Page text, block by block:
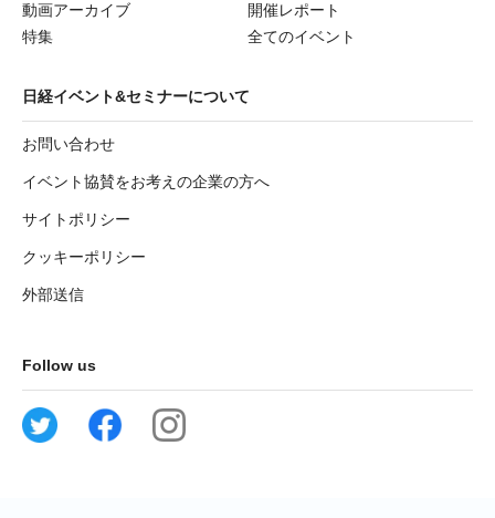
動画アーカイブ
開催レポート
特集
全てのイベント
日経イベント&セミナーについて
お問い合わせ
イベント協賛をお考えの企業の方へ
サイトポリシー
クッキーポリシー
外部送信
Follow us